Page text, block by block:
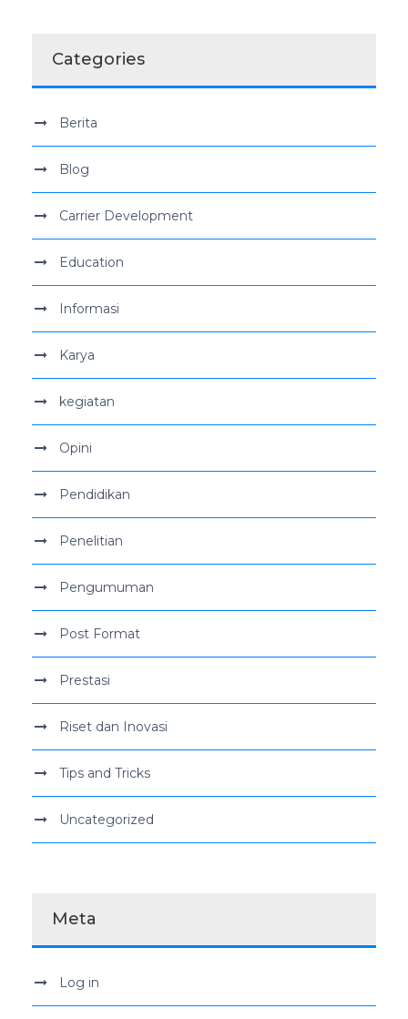
Categories
Berita
Blog
Carrier Development
Education
Informasi
Karya
kegiatan
Opini
Pendidikan
Penelitian
Pengumuman
Post Format
Prestasi
Riset dan Inovasi
Tips and Tricks
Uncategorized
Meta
Log in